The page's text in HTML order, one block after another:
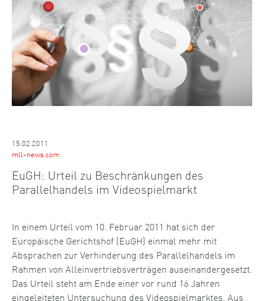
15.02.2011
mll-news.com
EuGH: Urteil zu Beschränkungen des
Parallelhandels im Videospielmarkt
In einem Urteil vom 10. Februar 2011 hat sich der
Europäische Gerichtshof (EuGH) einmal mehr mit
Absprachen zur Verhinderung des Parallelhandels im
Rahmen von Alleinvertriebsverträgen auseinandergesetzt.
Das Urteil steht am Ende einer vor rund 16 Jahren
eingeleiteten Untersuchung des Videospielmarktes. Aus